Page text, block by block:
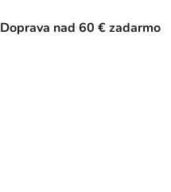
Doprava nad 60 € zadarmo